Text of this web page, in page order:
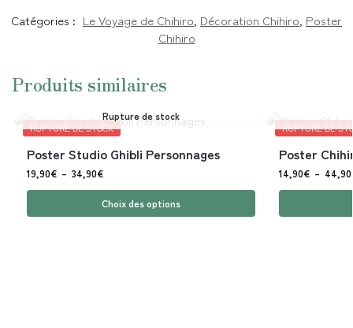
Catégories : Le Voyage de Chihiro, Décoration Chihiro, Poster
Chihiro
Produits similaires
RUPTURE DE STOCK
Rupture de stock
Poster Studio Ghibli Personnages
19,90€ – 34,90€
Choix des options
RUPTURE DE
Poster
14,90€ – 44,90